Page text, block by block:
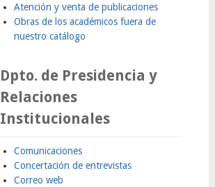
Atención y venta de publicaciones
Obras de los académicos fuera de
nuestro catálogo
Dpto. de Presidencia y
Relaciones
Institucionales
Comunicaciones
Concertación de entrevistas
Correo web